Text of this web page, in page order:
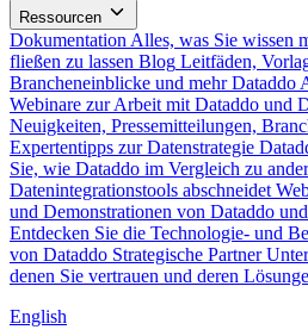
Ressourcen
Dokumentation Alles, was Sie wissen
fließen zu lassen Blog Leitfäden,
Brancheneinblicke und mehr Dataddo
Webinare zur Arbeit mit Dataddo und
Neuigkeiten, Pressemitteilungen,
Expertentipps zur Datenstrategie
Sie, wie Dataddo im Vergleich zu
Datenintegrationstools abschneidet
und Demonstrationen von Dataddo
Entdecken Sie die Technologie- und
von Dataddo Strategische Partner
denen Sie vertrauen und deren
English